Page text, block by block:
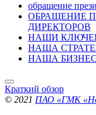
обращение
ОБРАЩЕНИЕ
ДИРЕКТОРОВ
НАШИ
НАША
НАША
Краткий обзор
© 2021 ПАО «ГМК